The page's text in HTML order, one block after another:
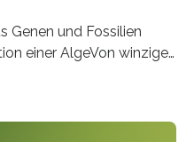
Genen und Fossilien
einer AlgeVon winzigen